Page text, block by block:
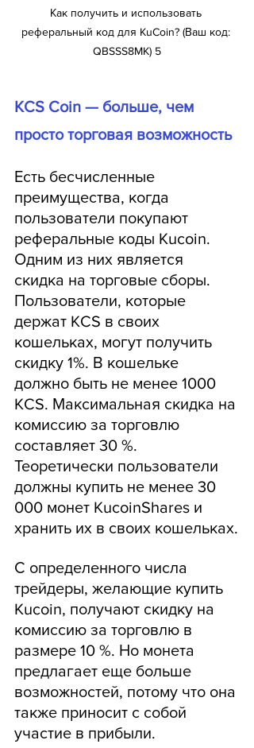
Как получить и использовать
реферальный код для KuCoin? (Ваш код:
QBSSS8MK) 5
KCS Coin — больше, чем
просто торговая возможность
Есть бесчисленные
преимущества, когда
пользователи покупают
реферальные коды Kucoin.
Одним из них является
скидка на торговые сборы.
Пользователи, которые
держат KCS в своих
кошельках, могут получить
скидку 1%. В кошельке
должно быть не менее 1000
KCS. Максимальная скидка на
комиссию за торговлю
составляет 30 %.
Теоретически пользователи
должны купить не менее 30
000 монет KucoinShares и
хранить их в своих кошельках.
С определенного числа
трейдеры, желающие купить
Kucoin, получают скидку на
комиссию за торговлю в
размере 10 %. Но монета
предлагает еще больше
возможностей, потому что она
также приносит с собой
участие в прибыли.